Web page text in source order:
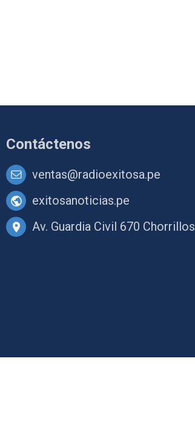
Contáctenos
ventas@radioexitosa.pe
exitosanoticias.pe
Av. Guardia Civil 670 Chorrillos